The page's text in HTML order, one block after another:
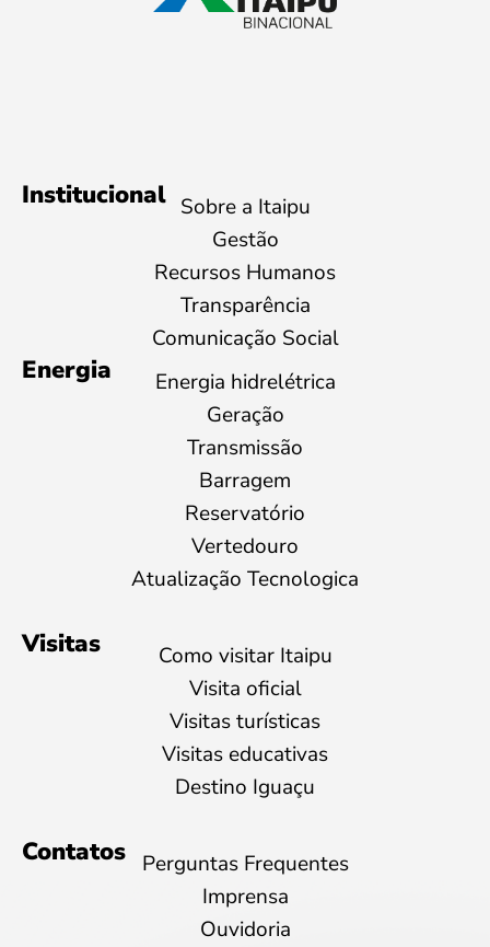
Institucional Sobre a Itaipu
Gestão
Recursos Humanos
Transparência
Comunicação Social
Energia
Energia hidrelétrica
Geração
Transmissão
Barragem
Reservatório
Vertedouro
Atualização Tecnologica
Visitas
Como visitar Itaipu
Visita oficial
Visitas turísticas
Visitas educativas
Destino Iguaçu
Contatos
Perguntas Frequentes
Imprensa
Ouvidoria